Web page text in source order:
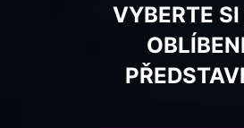
VYBERTE